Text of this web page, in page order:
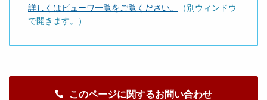
詳しくはビューワ一覧をご覧ください。
（別ウィンドウ
で開きます。）
このページに関するお問い合わせ